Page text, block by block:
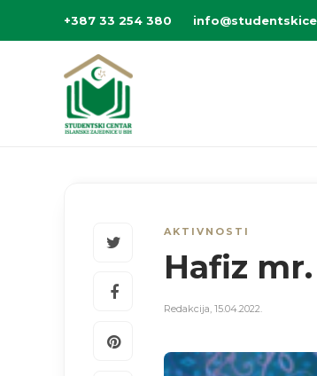
+387 33 254 380
AKTIVNOSTI
Hafiz
Redakcija, 15.04.2022.